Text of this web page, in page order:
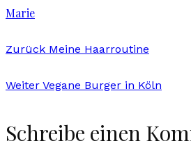
Marie
Zurück Meine Haarroutine
Weiter Vegane Burger in Köln
Schreibe einen